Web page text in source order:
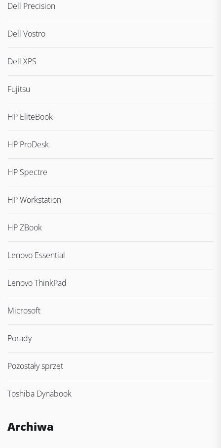
Dell Precision
Dell Vostro
Dell XPS
Fujitsu
HP EliteBook
HP ProDesk
HP Spectre
HP Workstation
HP ZBook
Lenovo Essential
Lenovo ThinkPad
Microsoft
Porady
Pozostały sprzęt
Toshiba Dynabook
Archiwa